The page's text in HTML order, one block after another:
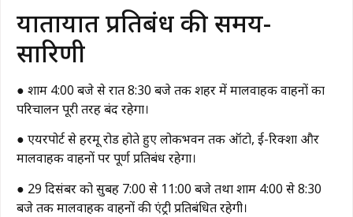
यातायात प्रतिबंध की समय-
सारिणी
● शाम 4:00 बजे से रात 8:30 बजे तक शहर में मालवाहक वाहनों का
परिचालन पूरी तरह बंद रहेगा।
● एयरपोर्ट से हरमू रोड होते हुए लोकभवन तक ऑटो, ई-रिक्शा और
मालवाहक वाहनों पर पूर्ण प्रतिबंध रहेगा।
● 29 दिसंबर को सुबह 7:00 से 11:00 बजे तथा शाम 4:00 से 8:30
बजे तक मालवाहक वाहनों की एंट्री प्रतिबंधित रहेगी।